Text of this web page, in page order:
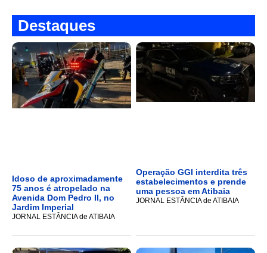
Destaques
Idoso de aproximadamente
75 anos é atropelado na
Avenida Dom Pedro II, no
Jardim Imperial
JORNAL ESTÂNCIA de ATIBAIA
Operação GGI interdita três
estabelecimentos e prende
uma pessoa em Atibaia
JORNAL ESTÂNCIA de ATIBAIA